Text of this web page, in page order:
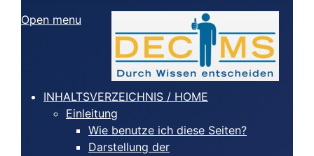
Open menu
INHALTSVERZEICHNIS / HOME
Einleitung
Wie benutze ich diese Seiten?
Darstellung der